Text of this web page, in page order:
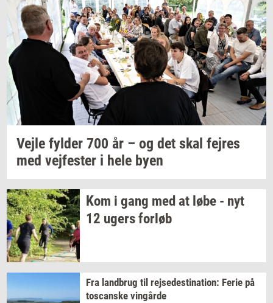
Vejle fyl­der 700 år – og det skal fejres
med vej­fe­ster i hele byen
Kom i gang med at løbe - nyt
12 ugersfor­løb
Fra land­brug til rej­se­desti­na­tion: Ferie på
toscan­ske vin­går­de